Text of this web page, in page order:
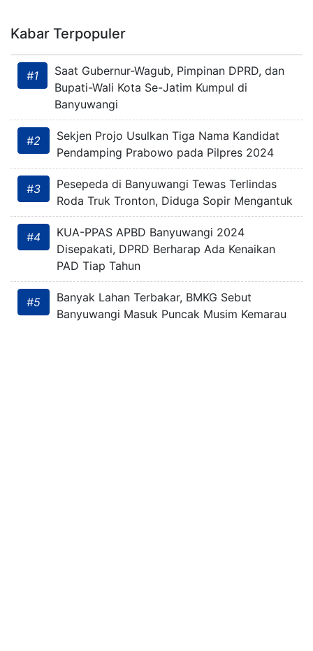
Kabar Terpopuler
#1
Saat Gubernur-Wagub, Pimpinan DPRD, dan
Bupati-Wali Kota Se-Jatim Kumpul di
Banyuwangi
#2
Sekjen Projo Usulkan Tiga Nama Kandidat
Pendamping Prabowo pada Pilpres 2024
#3
Pesepeda di Banyuwangi Tewas Terlindas
Roda Truk Tronton, Diduga Sopir Mengantuk
#4
KUA-PPAS APBD Banyuwangi 2024
Disepakati, DPRD Berharap Ada Kenaikan
PAD Tiap Tahun
#5
Banyak Lahan Terbakar, BMKG Sebut
Banyuwangi Masuk Puncak Musim Kemarau